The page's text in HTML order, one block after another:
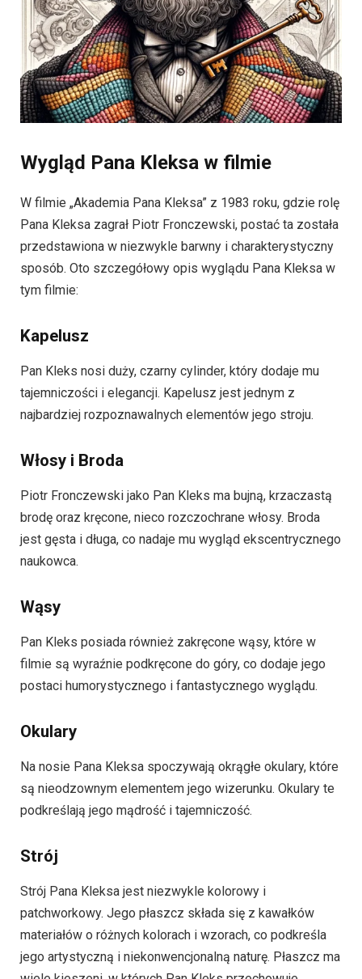
Wygląd Pana Kleksa w filmie
W filmie „Akademia Pana Kleksa” z 1983 roku, gdzie rolę
Pana Kleksa zagrał Piotr Fronczewski, postać ta została
przedstawiona w niezwykle barwny i charakterystyczny
sposób. Oto szczegółowy opis wyglądu Pana Kleksa w
tym filmie:
Kapelusz
Pan Kleks nosi duży, czarny cylinder, który dodaje mu
tajemniczości i elegancji. Kapelusz jest jednym z
najbardziej rozpoznawalnych elementów jego stroju.
Włosy i Broda
Piotr Fronczewski jako Pan Kleks ma bujną, krzaczastą
brodę oraz kręcone, nieco rozczochrane włosy. Broda
jest gęsta i długa, co nadaje mu wygląd ekscentrycznego
naukowca.
Wąsy
Pan Kleks posiada również zakręcone wąsy, które w
filmie są wyraźnie podkręcone do góry, co dodaje jego
postaci humorystycznego i fantastycznego wyglądu.
Okulary
Na nosie Pana Kleksa spoczywają okrągłe okulary, które
są nieodzownym elementem jego wizerunku. Okulary te
podkreślają jego mądrość i tajemniczość.
Strój
Strój Pana Kleksa jest niezwykle kolorowy i
patchworkowy. Jego płaszcz składa się z kawałków
materiałów o różnych kolorach i wzorach, co podkreśla
jego artystyczną i niekonwencjonalną naturę. Płaszcz ma